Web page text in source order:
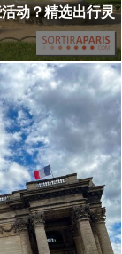
动？精选出行灵